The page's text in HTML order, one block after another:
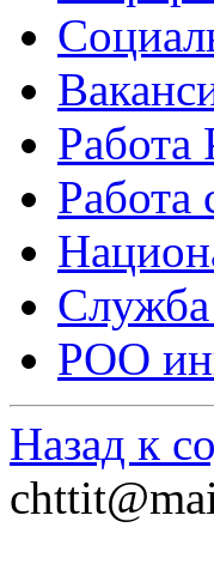
Работа
Работа
Служба
РОО
Назад к